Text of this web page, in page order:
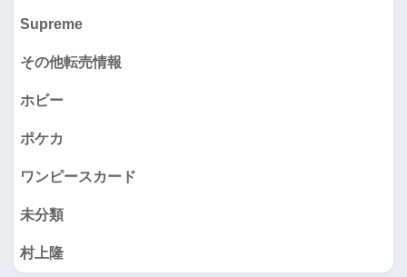
Supreme
その他転売情報
ホビー
ポケカ
ワンピースカード
未分類
村上隆